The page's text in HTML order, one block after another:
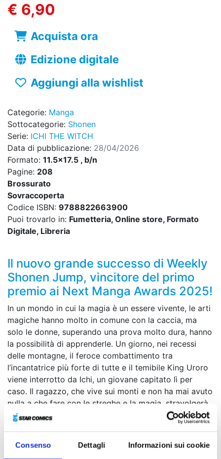
Consenso Dettagli Informazioni sui cookie
€ 6,90
Acquista ora
Edizione digitale
Aggiungi alla wishlist
Categorie: Manga
Sottocategorie: Shonen
Serie: ICHI THE WITCH
Data di pubblicazione: 28/04/2026
Formato: 11.5x17.5 , b/n
Pagine: 208
Brossurato
Sovraccoperta
Codice ISBN: 9788822663900
Puoi trovarlo in: Fumetteria, Online store, Formato
Digitale, Libreria
Il nuovo grande successo di Weekly
Shonen Jump, vincitore del primo
premio ai Next Manga Awards 2025!
In un mondo in cui la magia è un essere vivente, le arti
magiche hanno molto in comune con la caccia, ma
solo le donne, superando una prova molto dura, hanno
la possibilità di apprenderle. Un giorno, nei recessi
delle montagne, il feroce combattimento tra
l’incantatrice più forte di tutte e il temibile King Uroro
viene interrotto da Ichi, un giovane capitato lì per
caso. Il ragazzo, che vive sui monti e non ha mai avuto
nulla a che fare con le streghe e la magia, stravolgerà
completamente la percezione del mondo... Si apre così
il sipario su un’avventura fantasy all’insegna della